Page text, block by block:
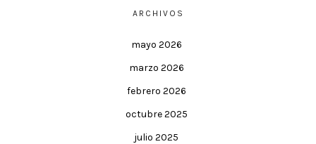
ARCHIVOS
mayo 2026
marzo 2026
febrero 2026
octubre 2025
julio 2025